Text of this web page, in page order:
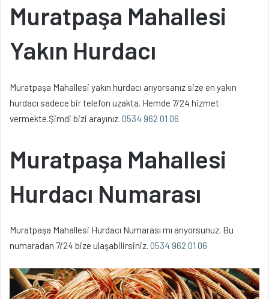
Muratpaşa Mahallesi
Yakın Hurdacı
Muratpaşa Mahallesi yakın hurdacı arıyorsanız size en yakın
hurdacı sadece bir telefon uzakta. Hemde 7/24 hizmet
vermekte.Şimdi bizi arayınız. 0534 962 01 06
Muratpaşa Mahallesi
Hurdacı Numarası
Muratpaşa Mahallesi Hurdacı Numarası mı arıyorsunuz. Bu
numaradan 7/24 bize ulaşabilirsiniz. 0534 962 01 06